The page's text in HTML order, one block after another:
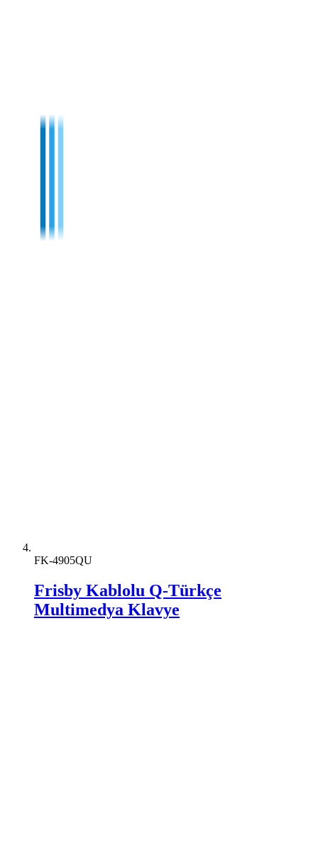
FK-4905QU
Frisby Kablolu Q-Türkçe
Multimedya Klavye